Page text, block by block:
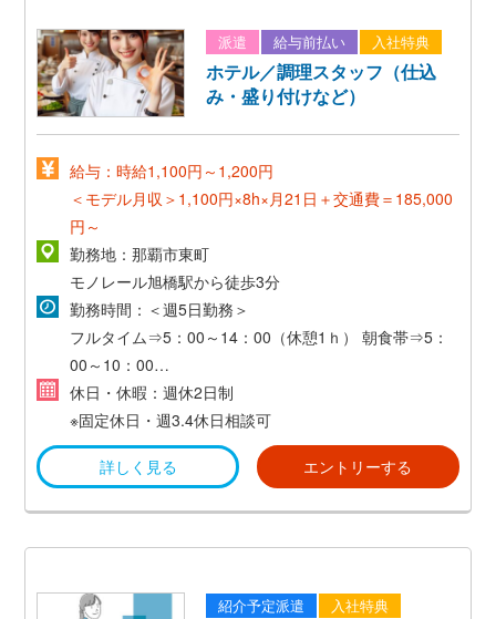
派遣 給与前払い 入社特典
ホテル／調理スタッフ（仕込
み・盛り付けなど）
給与：時給1,100円～1,200円
＜モデル月収＞1,100円×8h×月21日＋交通費＝185,000
円～
勤務地：那覇市東町
モノレール旭橋駅から徒歩3分
勤務時間：＜週5日勤務＞
フルタイム⇒5：00～14：00（休憩1ｈ）
朝食帯⇒5：
00～10：00
ランチ帯⇒10：00～15：00
休日・休暇：週休2日制
※固定休日・週3.4休日相談可
詳しく見る エントリーする
紹介予定派遣 入社特典